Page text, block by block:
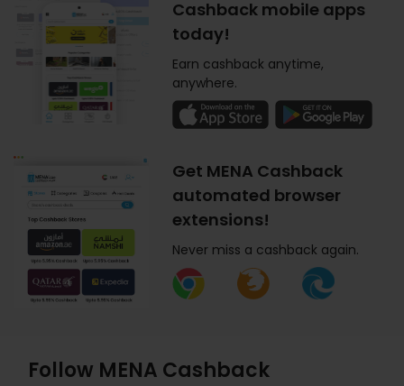
Cashback mobile apps
today!
Earn cashback anytime,
anywhere.
Get MENA Cashback
automated browser
extensions!
Never miss a cashback again.
Follow MENA Cashback